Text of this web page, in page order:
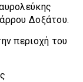
Δοξάτου.
περιοχή του